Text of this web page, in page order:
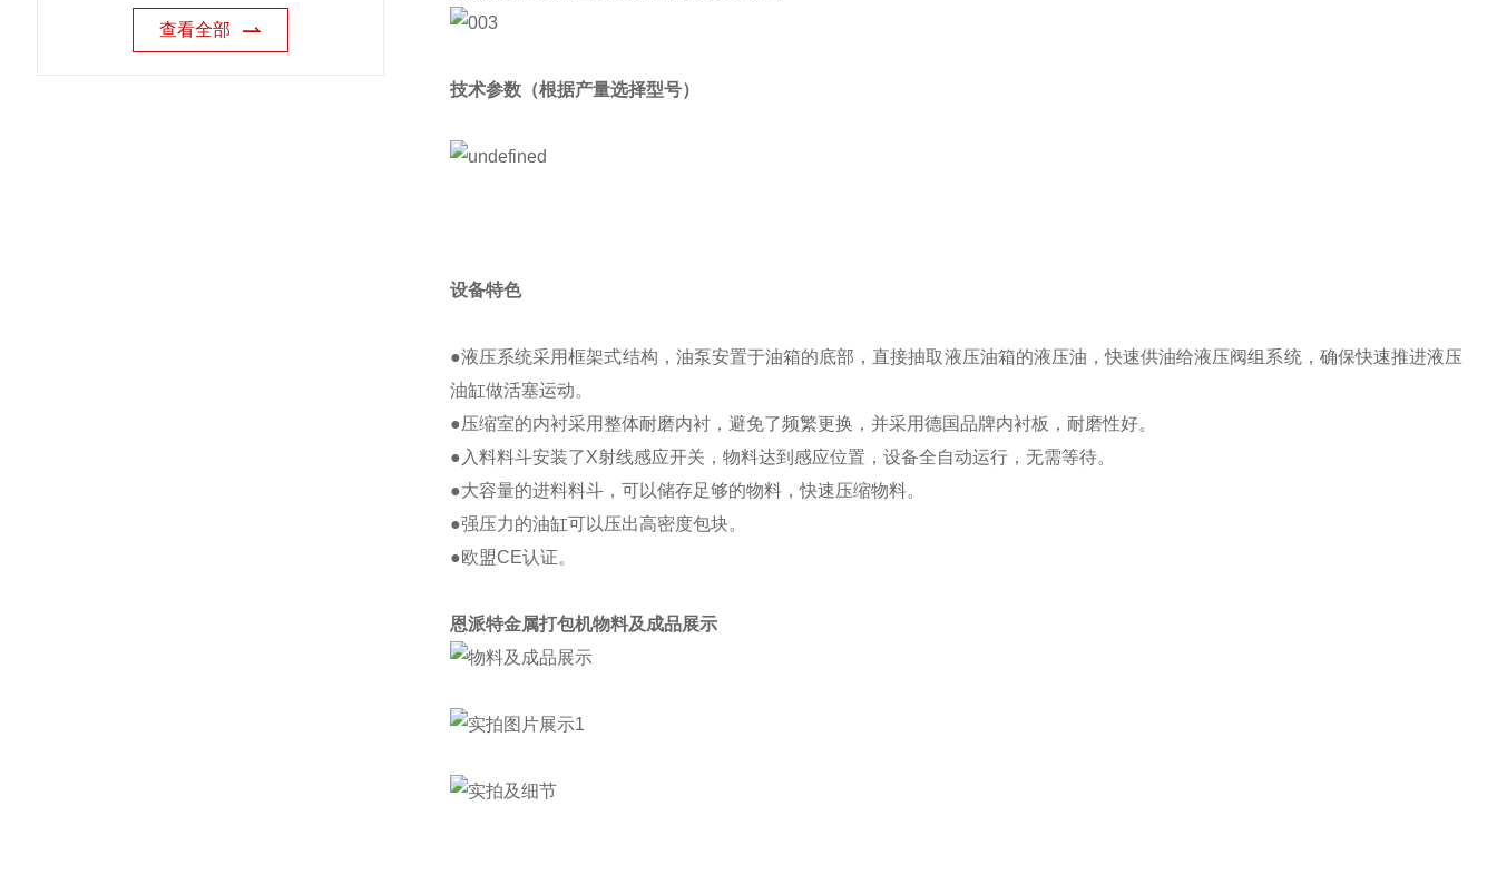
查看全部
技术参数（根据产量选择型号）
设备特色
●液压系统采用框架式结构，油泵安置于油箱的底部，直接抽取液压油箱的液压油，快速供油给液压阀组系统，确保快速推进液压
油缸做活塞运动。
●压缩室的内衬采用整体耐磨内衬，避免了频繁更换，并采用德国品牌内衬板，耐磨性好。
●入料料斗安装了X射线感应开关，物料达到感应位置，设备全自动运行，无需等待。
●大容量的进料料斗，可以储存足够的物料，快速压缩物料。
●强压力的油缸可以压出高密度包块。
●欧盟CE认证。
恩派特金属打包机物料及成品展示